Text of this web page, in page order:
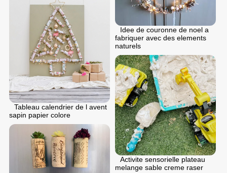
Idee de couronne de noel a
fabriquer avec des elements
naturels
Tableau calendrier de l avent
sapin papier colore
Activite sensorielle plateau
melange sable creme raser